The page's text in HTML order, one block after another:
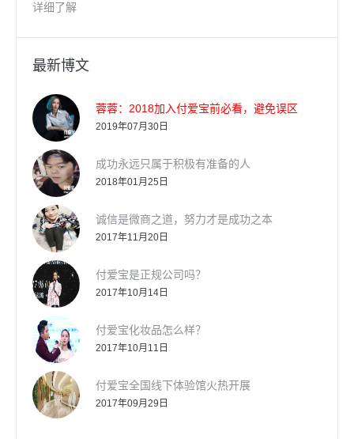
详细了解
最新博文
蓉蓉：2018加入付爱宝前必看，避免误区
2019年07月30日
成功永远只属于积极有准备的人
2018年01月25日
诚信是微商之道，努力才是成功之本
2017年11月20日
付爱宝是正规公司吗？
2017年10月14日
付爱宝化妆品怎么样？
2017年10月11日
付爱宝全国线下体验馆火热开展
2017年09月29日